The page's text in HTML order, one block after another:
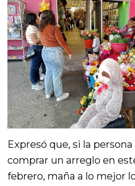
Expresó que, si la
comprar un arreglo en
febrero, maña a lo mejor